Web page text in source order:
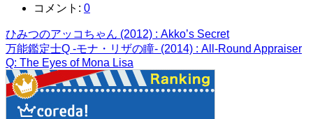
コメント: 0
ひみつのアッコちゃん (2012) : Akko’s Secret
万能鑑定士Q -モナ・リザの瞳- (2014) : All-Round Appraiser
Q: The Eyes of Mona Lisa